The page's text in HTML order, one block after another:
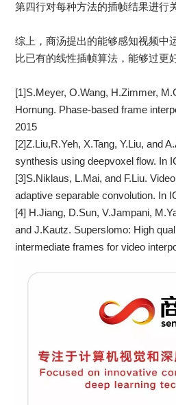
第四行对每种方法的插帧结果进行
综上，商汤提出的能够感知视频中
比已有的线性插帧算法，能够过更
[1]S.Meyer, O.Wang, H.Zimmer,
Hornung. Phase-based frame
2015
[2]Z.Liu,R.Yeh, X.Tang, Y.Liu, and
synthesis using deepvoxel flow. In
[3]S.Niklaus, L.Mai, and F.Liu.
adaptive separable convolution. In
[4] H.Jiang, D.Sun, V.Jampani,
and J.Kautz. Superslomo: High
intermediate frames for video